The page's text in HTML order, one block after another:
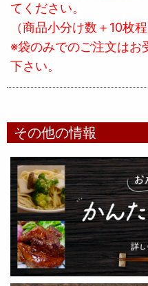
てください。
（商品小分け数＋10枚
※袋のみでのご注文はお
下さい。
その他の情報